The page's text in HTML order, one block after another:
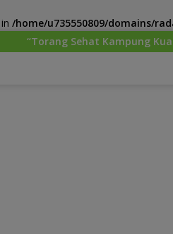
/home/u735550809/domains/
Kuat” Satgas Yonif 645/